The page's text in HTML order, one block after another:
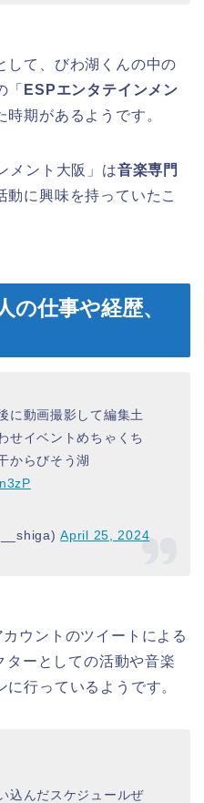
して、びわ湖くんの中の
「 ESPエンタテインメン
時期があるようです。
メント大阪」は音楽専門
動に興味を持っていたこ
の仕事や経歴、
に動画撮影して編集土
せイベントめちゃくち
からびそう湖
April 25, 2024
ウントのツイートによる
ーとしての活動や音楽
行っているようです。
込んだスケジュールぜ